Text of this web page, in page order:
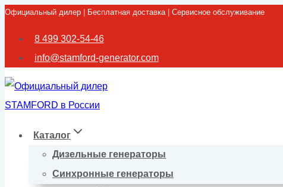
Перейти
Официальный дилер | Бесплатная доставка | Сервисное обслуживание
8 499 302-54-46
info@stamford-generator.com
Каталог
Дизельные генераторы
Синхронные генераторы